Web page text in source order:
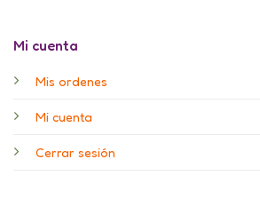
Mi cuenta
Mis ordenes
Mi cuenta
Cerrar sesión